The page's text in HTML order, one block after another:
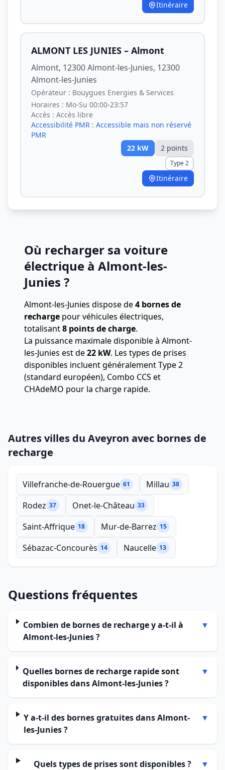
Itinéraire
ALMONT LES JUNIES – Almont
Almont, 12300 Almont-les-Junies, 12300
Almont-les-Junies
Opérateur : Bouygues Energies & Services
Horaires : Mo-Su 00:00-23:57
Accès : Accès libre
Accessibilité PMR : Accessible mais non réservé
PMR
22 kW 2 points
Type 2
Itinéraire
Où recharger sa voiture
électrique à Almont-les-
Junies ?
Almont-les-Junies dispose de4 bornes de
recharge pour véhicules électriques,
totalisant8 points de charge.
La puissance maximale disponible à Almont-
les-Junies est de22 kW. Les types de prises
disponibles incluent généralement Type 2
(standard européen), Combo CCS et
CHAdeMO pour la charge rapide.
Autres villes du Aveyron avec bornes de
recharge
Villefranche-de-Rouergue 61 Millau 38
Rodez 37 Onet-le-Château 33
Saint-Affrique 18 Mur-de-Barrez 15
Sébazac-Concourès 14 Naucelle 13
Questions fréquentes
Combien de bornes de recharge y a-t-il à
Almont-les-Junies ?
▼
Quelles bornes de recharge rapide sont
disponibles dans Almont-les-Junies ?
▼
Y a-t-il des bornes gratuites dans Almont-
les-Junies ?
▼
Quels types de prises sont disponibles ? ▼